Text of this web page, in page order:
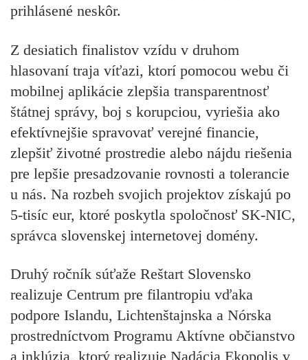
prihlásené neskôr.
Z desiatich finalistov vzídu v druhom
hlasovaní traja víťazi, ktorí pomocou webu či
mobilnej aplikácie zlepšia transparentnosť
štátnej správy, boj s korupciou, vyriešia ako
efektívnejšie spravovať verejné financie,
zlepšiť životné prostredie alebo nájdu riešenia
pre lepšie presadzovanie rovnosti a tolerancie
u nás. Na rozbeh svojich projektov získajú po
5-tisíc eur, ktoré poskytla spoločnosť SK-NIC,
správca slovenskej internetovej domény.
Druhý ročník súťaže Reštart Slovensko
realizuje Centrum pre filantropiu vďaka
podpore Islandu, Lichtenštajnska a Nórska
prostredníctvom Programu Aktívne občianstvo
a inklúzia, ktorý realizuje Nadácia Ekopolis v